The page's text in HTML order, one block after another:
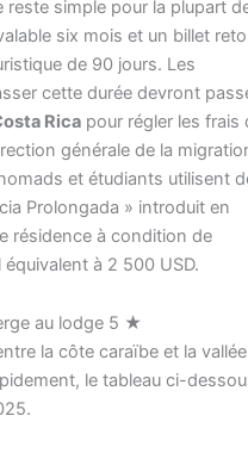
reste simple pour la plupart
six mois et un billet
de 90 jours. Les
cette durée devront
Ricapour régler les frais
générale de la
et étudiants utilisent
Prolongada » introduit en
résidence à condition de
à 2 500 USD.
au lodge 5 ★
la côte caraïbe et la vallée
le tableau ci-